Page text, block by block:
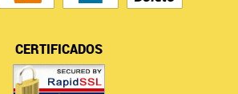
CERTIFICADOS